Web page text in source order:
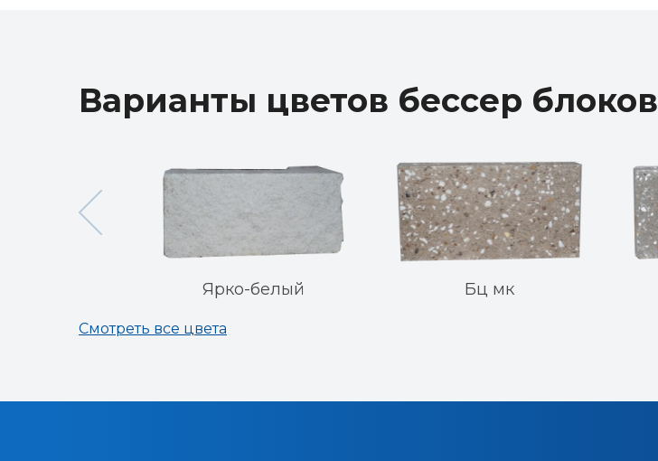
Варианты цветов бессер блоков
Ярко-белый Бц мк
Смотреть все цвета